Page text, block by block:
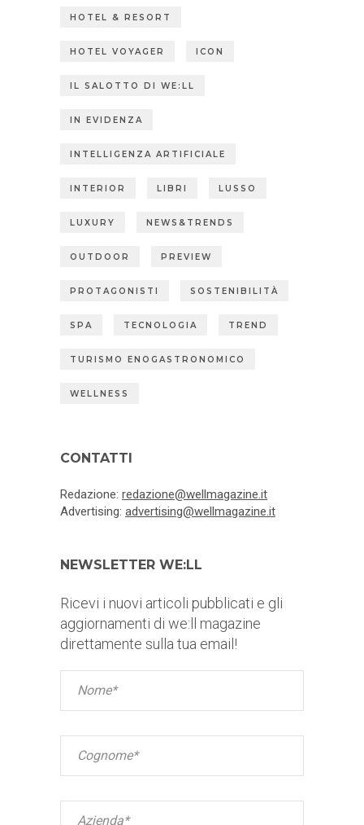
HOTEL & RESORT
HOTEL VOYAGER ICON
IL SALOTTO DI WE:LL
IN EVIDENZA
INTELLIGENZA ARTIFICIALE
INTERIOR LIBRI LUSSO
LUXURY NEWS&TRENDS
OUTDOOR PREVIEW
PROTAGONISTI SOSTENIBILITÀ
SPA TECNOLOGIA TREND
TURISMO ENOGASTRONOMICO
WELLNESS
CONTATTI
Redazione: redazione@wellmagazine.it
Advertising: advertising@wellmagazine.it
NEWSLETTER WE:LL
Ricevi i nuovi articoli pubblicati e gli
aggiornamenti di we:ll magazine
direttamente sulla tua email!